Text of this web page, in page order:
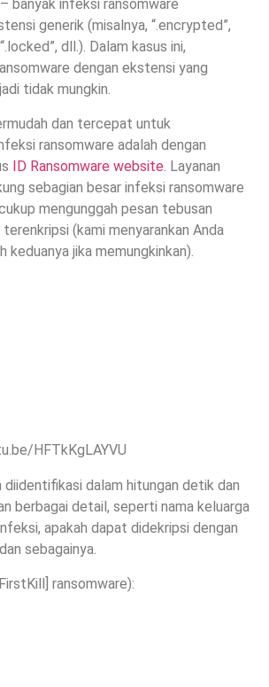
banyak infeksi ransomware
generik (misalnya, “.encrypted”,
dll.). Dalam kasus ini,
dengan ekstensi yang
tidak mungkin.
dan tercepat untuk
ransomware adalah dengan
ID Ransomware website. Layanan
sebagian besar infeksi ransomware
mengunggah pesan tebusan
(kami menyarankan Anda
keduanya jika memungkinkan).
HFTkKgLAYVU
diidentifikasi dalam hitungan detik dan
berbagai detail, seperti nama keluarga
apakah dapat didekripsi dengan
sebagainya.
ransomware):